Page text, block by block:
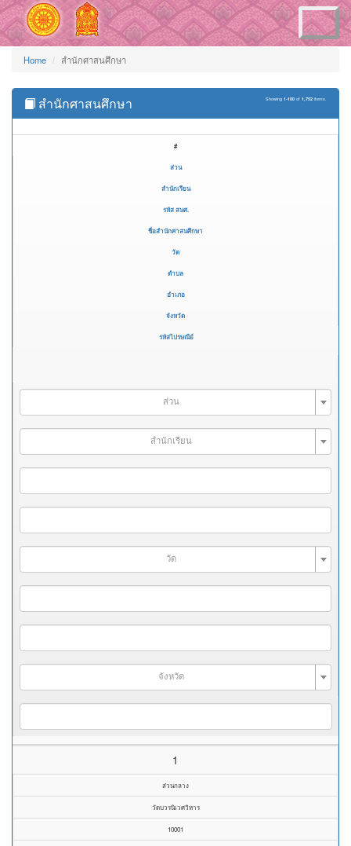
Toggle
navigation
Home สำนักศาสนศึกษา
Showing 1-100 of 1,752 items.
สำนักศาสนศึกษา
#
ส่วน
สำนักเรียน
รหัส สนศ.
ชื่อสำนักศาสนศึกษา
วัด
ตำบล
อำเภอ
จังหวัด
รหัสไปรษณีย์
ส่วน
สำนักเรียน
วัด
จังหวัด
1
ส่วนกลาง
วัดบวรนิเวศวิหาร
10001